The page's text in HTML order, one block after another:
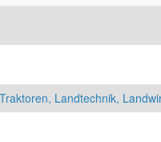
Traktoren, Landtechnik,